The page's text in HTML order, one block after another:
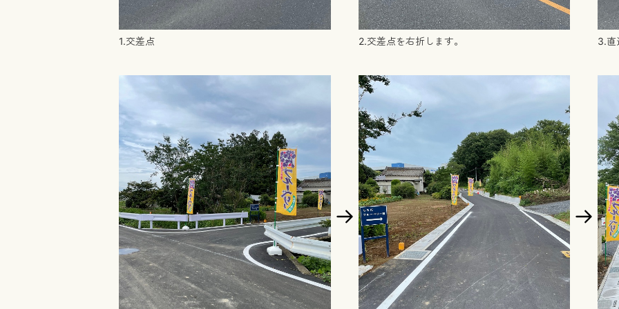
1.交差点 2.交差点を右折します。 3.直